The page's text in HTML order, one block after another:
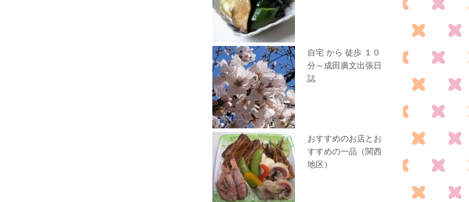
自宅 から 徒歩 １０
分～成田廣文出張日
誌
おすすめのお店とお
すすめの一品（関西
地区）